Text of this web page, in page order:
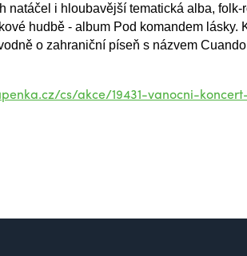
i hloubavější tematická alba,
hudbě - album Pod komandem lásky.
o zahraniční píseň s názvem
cs/akce/19431-vanocni-